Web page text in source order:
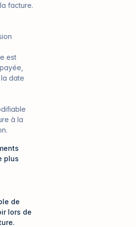
facture.
est
date
à la
plus
de
lors de